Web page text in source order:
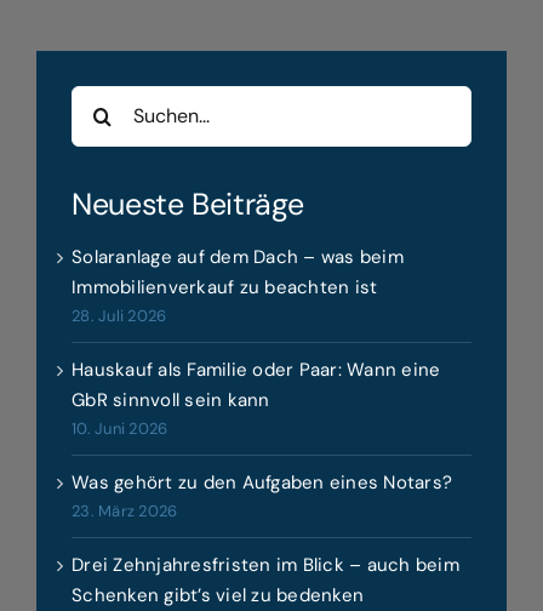
Suche
nach:
Neueste Beiträge
Solaranlage auf dem Dach – was beim
Immobilienverkauf zu beachten ist
28. Juli 2026
Hauskauf als Familie oder Paar: Wann eine
GbR sinnvoll sein kann
10. Juni 2026
Was gehört zu den Aufgaben eines Notars?
23. März 2026
Drei Zehnjahresfristen im Blick – auch beim
Schenken gibt’s viel zu bedenken